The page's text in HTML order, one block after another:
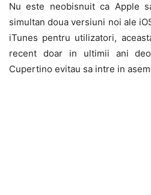
Nu este neobisnuit ca Apple
simultan doua versiuni noi ale
iTunes pentru utilizatori,
recent doar in ultimii ani
Cupertino evitau sa intre in